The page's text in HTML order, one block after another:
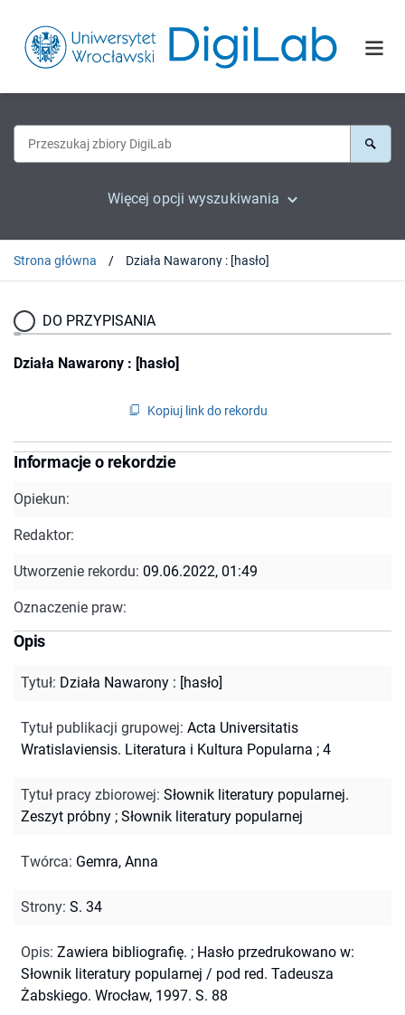
Więcej opcji wyszukiwania
Strona główna Działa Nawarony : [hasło]
DO PRZYPISANIA
Działa Nawarony : [hasło]
Kopiuj link do rekordu
Informacje o rekordzie
Opiekun:
Redaktor:
Utworzenie rekordu: 09.06.2022, 01:49
Oznaczenie praw:
Opis
Tytuł: Działa Nawarony : [hasło]
Tytuł publikacji grupowej: Acta Universitatis
Wratislaviensis. Literatura i Kultura Popularna ; 4
Tytuł pracy zbiorowej: Słownik literatury popularnej.
Zeszyt próbny ; Słownik literatury popularnej
Twórca: Gemra, Anna
Strony: S. 34
Opis: Zawiera bibliografię. ; Hasło przedrukowano w:
Słownik literatury popularnej / pod red. Tadeusza
Żabskiego. Wrocław, 1997. S. 88